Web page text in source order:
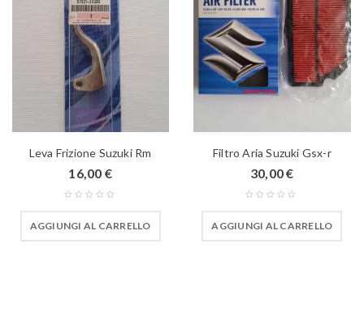
Leva Frizione Suzuki Rm
16,00 €
AGGIUNGI AL CARRELLO
Filtro Aria Suzuki Gsx-r
30,00€
AGGIUNGI AL CARRELLO